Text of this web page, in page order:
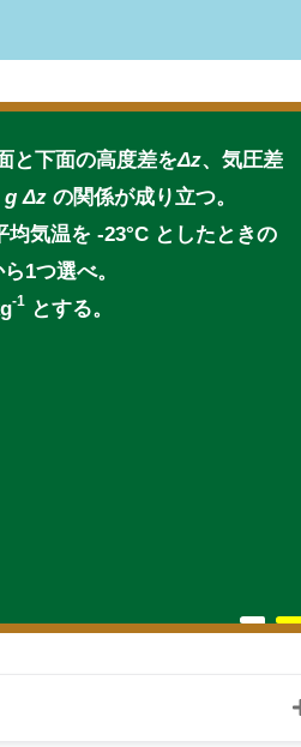
と下面の高度差をΔz、気圧差
g Δzの関係が成り立つ。
気温を -23°C としたときの
1つ選べ。
-1 とする。